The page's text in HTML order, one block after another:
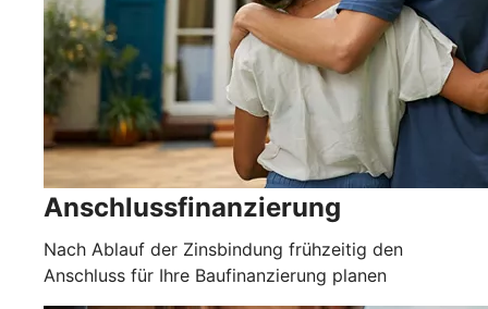
Anschlussfinanzierung
Nach Ablauf der Zinsbindung frühzeitig den
Anschluss für Ihre Baufinanzierung planen